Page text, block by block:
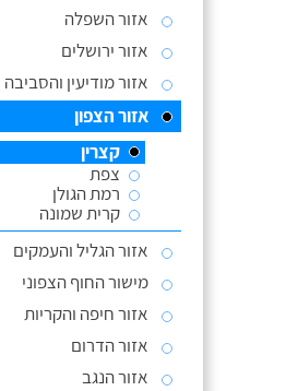
אזור השפלה
אזור ירושלים
אזור מודיעין והסביבה
אזור הצפון
קצרין
צפת
רמת הגולן
קרית שמונה
אזור הגליל והעמקים
מישור החוף הצפוני
אזור חיפה והקריות
אזור הדרום
אזור הנגב